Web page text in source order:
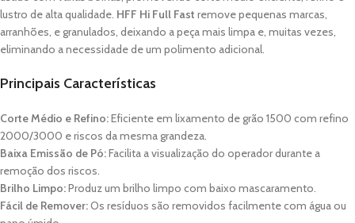
lustro de alta qualidade. HFF Hi Full Fast remove pequenas marcas,
arranhões, e granulados, deixando a peça mais limpa e, muitas vezes,
eliminando a necessidade de um polimento adicional.
Principais Características
Corte Médio e Refino:Eficiente em lixamento de grão 1500 com refino
2000/3000 e riscos da mesma grandeza.
Baixa Emissão de Pó:Facilita a visualização do operador durante a
remoção dos riscos.
Brilho Limpo:Produz um brilho limpo com baixo mascaramento.
Fácil de Remover:Os resíduos são removidos facilmente com água ou